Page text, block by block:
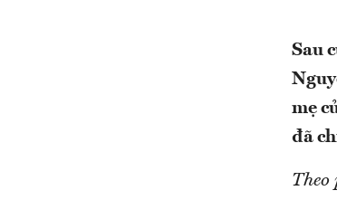
Sau
mẹ
đã
Theo